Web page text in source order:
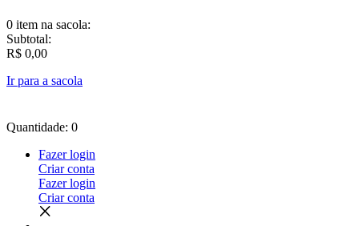
0 item na sacola:
Subtotal:
R$ 0,00
Ir para a sacola
Quantidade: 0
Fazer login
Criar conta
Fazer login
Criar conta